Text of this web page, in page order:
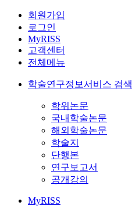
회원가입
로그인
MyRISS
고객센터
전체메뉴
학술연구정보서비스 검색
학위논문
국내학술논문
해외학술논문
학술지
단행본
연구보고서
공개강의
MyRISS